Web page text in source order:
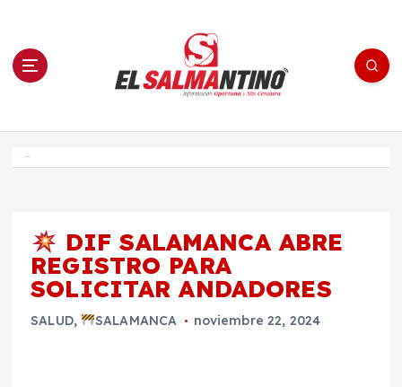
n El Salmantino - medios/noticias/editorial
DIF SALAMANCA ABRE
REGISTRO PARA
SOLICITAR ANDADORES
SALUD, SALAMANCA noviembre 22, 2024